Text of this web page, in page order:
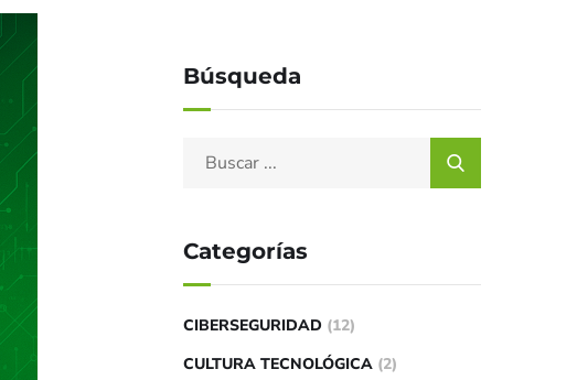
Búsqueda
Categorías
CIBERSEGURIDAD (12)
CULTURA TECNOLÓGICA (2)